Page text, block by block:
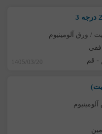
/ ورق آلومینیوم
- قم 1405/03/20